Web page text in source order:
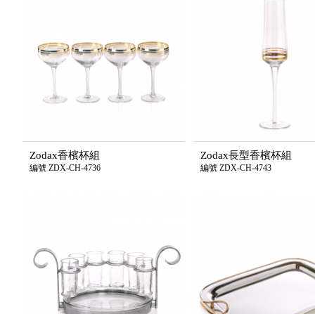
Zodax香檳杯組
編號 ZDX-CH-4736
Zodax長型香檳杯組
編號 ZDX-CH-4743